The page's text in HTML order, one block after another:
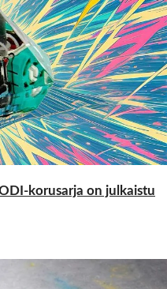
korusarja on julkaistu